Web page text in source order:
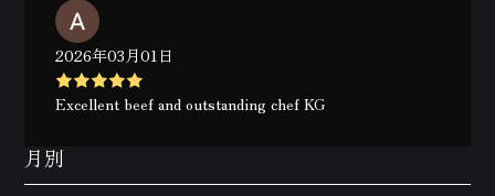
2026年03月01日
Excellent beef and outstanding chef KG
月別